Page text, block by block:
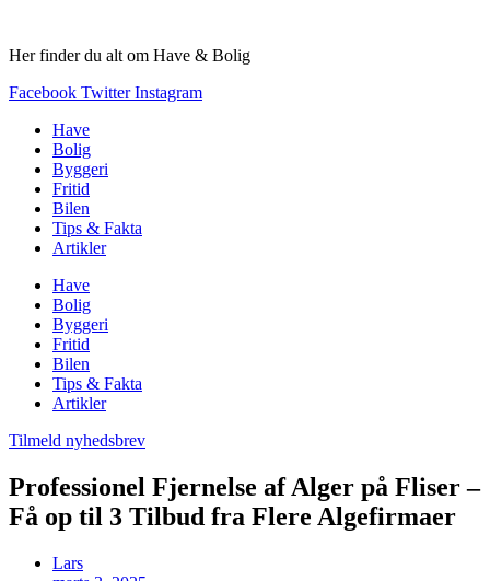
indhold
Her finder du alt om Have & Bolig
Facebook Twitter Instagram
Have
Bolig
Byggeri
Fritid
Bilen
Tips & Fakta
Artikler
Have
Bolig
Byggeri
Fritid
Bilen
Tips & Fakta
Artikler
Tilmeld nyhedsbrev
Professionel Fjernelse af Alger på Fliser –
Få op til 3 Tilbud fra Flere Algefirmaer
Lars